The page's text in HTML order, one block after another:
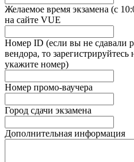
Желаемое время экзамена (с
на сайте VUE
Номер ID (если вы не сдавали
вендора, то
укажите номер)
Номер промо-ваучера
Город сдачи экзамена
Дополнительная информация